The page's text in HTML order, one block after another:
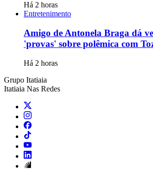
Há 2 horas
Entretenimento
Amigo de Antonela Braga dá
'provas' sobre polêmica com
Há 2 horas
Grupo Itatiaia
Itatiaia Nas Redes